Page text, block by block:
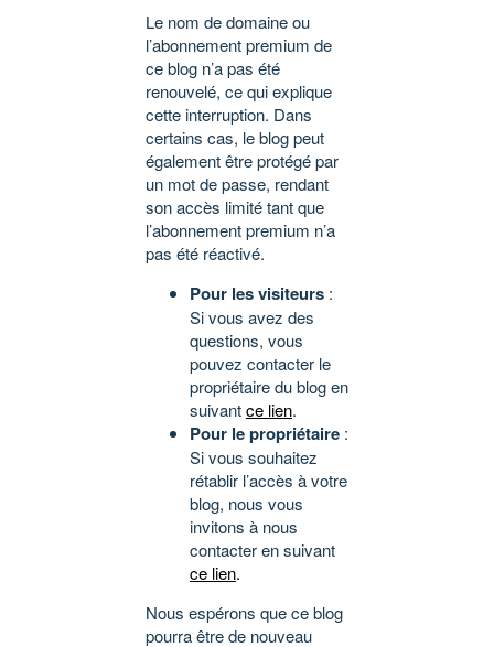
Le nom de domaine ou
l’abonnement premium de
ce blog n’a pas été
renouvelé, ce qui explique
cette interruption. Dans
certains cas, le blog peut
également être protégé par
un mot de passe, rendant
son accès limité tant que
l’abonnement premium n’a
pas été réactivé.
Pour les visiteurs :
Si vous avez des
questions, vous
pouvez contacter le
propriétaire du blog en
suivantce lien.
Pour le propriétaire :
Si vous souhaitez
rétablir l’accès à votre
blog, nous vous
invitons à nous
contacter en suivant
ce lien.
Nous espérons que ce blog
pourra être de nouveau